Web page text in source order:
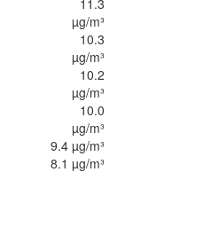
11.3
µg/m³
10.3
µg/m³
10.2
µg/m³
10.0
µg/m³
9.4 µg/m³
8.1 µg/m³